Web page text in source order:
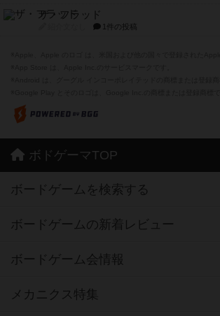
ザ・フラッド
1件の投稿
ボドゲーマTOP
ボードゲームを検索する
ボードゲームの新着レビュー
ボードゲーム会情報
メカニクス特集